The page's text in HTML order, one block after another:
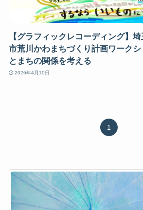
【グラフィックレコーディング】
市荒川かわまちづくり計画ワークシ
とまちの関係を考える
2026年4月10日
1